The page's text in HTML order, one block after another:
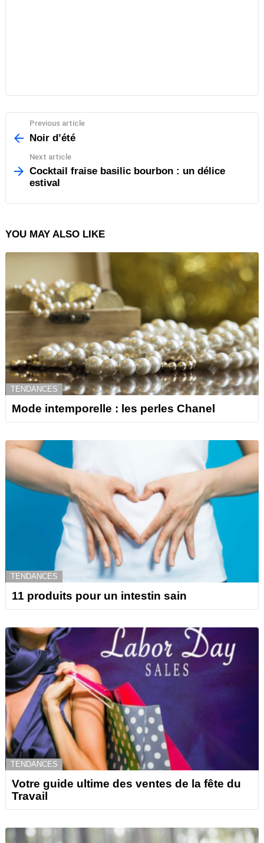
more
Previous article
Noir d’été
Next article
Cocktail fraise basilic bourbon : un délice
estival
YOU MAY ALSO LIKE
TENDANCES
Mode intemporelle : les perles Chanel
TENDANCES
11 produits pour un intestin sain
TENDANCES
Votre guide ultime des ventes de la fête du
Travail